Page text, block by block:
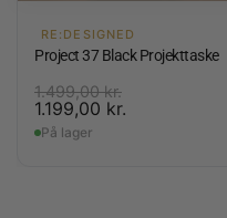
RE:DESIGNED
Project 37 Black Projekttaske
1.499,00kr.
1.199,00 kr.
På lager